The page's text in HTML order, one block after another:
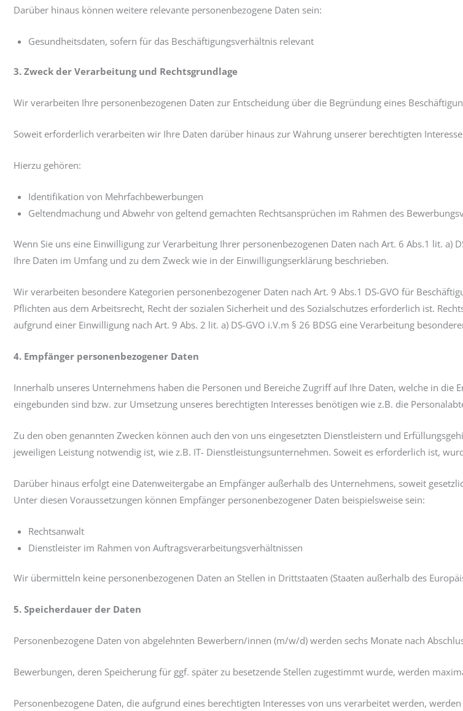
Darüber hinaus können weitere relevante personenbezogene Daten sein:
Gesundheitsdaten, sofern für das Beschäftigungsverhältnis relevant
3. Zweck der Verarbeitung und Rechtsgrundlage
Wir verarbeiten Ihre personenbezogenen Daten zur Entscheidung über die Begründung eines
Soweit erforderlich verarbeiten wir Ihre Daten darüber hinaus zur Wahrung unserer berechtigten
Hierzu gehören:
Identifikation von Mehrfachbewerbungen
Geltendmachung und Abwehr von geltend gemachten Rechtsansprüchen im Rahmen des
Wenn Sie uns eine Einwilligung zur Verarbeitung Ihrer personenbezogenen Daten nach Art. 6 Abs.1 lit. a)
Ihre Daten im Umfang und zu dem Zweck wie in der Einwilligungserklärung beschrieben.
Wir verarbeiten besondere Kategorien personenbezogener Daten nach Art. 9 Abs.1 DS-GVO für
Pflichten aus dem Arbeitsrecht, Recht der sozialen Sicherheit und des Sozialschutzes erforderlich ist.
aufgrund einer Einwilligung nach Art. 9 Abs. 2 lit. a) DS-GVO i.V.m § 26 BDSG eine Verarbeitung
4. Empfänger personenbezogener Daten
Innerhalb unseres Unternehmens haben die Personen und Bereiche Zugriff auf Ihre Daten, welche in
eingebunden sind bzw. zur Umsetzung unseres berechtigten Interesses benötigen wie z.B. die
Zu den oben genannten Zwecken können auch den von uns eingesetzten Dienstleistern und
jeweiligen Leistung notwendig ist, wie z.B. IT- Dienstleistungsunternehmen. Soweit es erforderlich ist,
Darüber hinaus erfolgt eine Datenweitergabe an Empfänger außerhalb des Unternehmens, soweit
Unter diesen Voraussetzungen können Empfänger personenbezogener Daten beispielsweise sein:
Rechtsanwalt
Dienstleister im Rahmen von Auftragsverarbeitungsverhältnissen
Wir übermitteln keine personenbezogenen Daten an Stellen in Drittstaaten (Staaten außerhalb des
5. Speicherdauer der Daten
Personenbezogene Daten von abgelehnten Bewerbern/innen (m/w/d) werden sechs Monate nach
Bewerbungen, deren Speicherung für ggf. später zu besetzende Stellen zugestimmt wurde, werden
Personenbezogene Daten, die aufgrund eines berechtigten Interesses von uns verarbeitet werden,